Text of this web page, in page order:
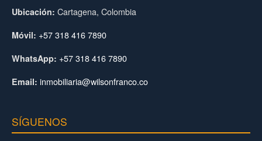
Ubicación: Cartagena, Colombia
Móvil: +57 318 416 7890
WhatsApp: +57 318 416 7890
Email: inmobiliaria@wilsonfranco.co
SÍGUENOS